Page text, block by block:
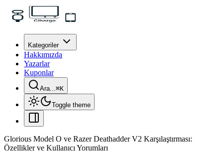
Kategoriler
Hakkımızda
Yazarlar
Kuponlar
Ara...⌘K
Toggle theme
Glorious Model O ve Razer Deathadder V2 Karşılaştırması:
Özellikler ve Kullanıcı Yorumları